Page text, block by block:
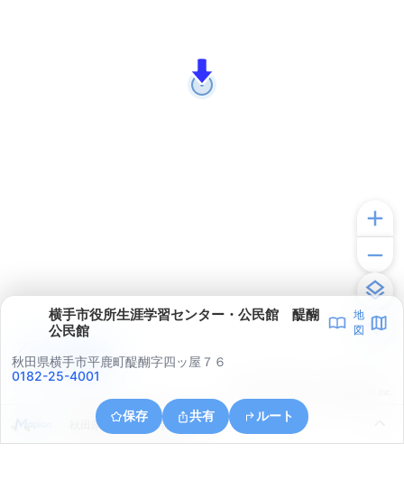
横手市役所生涯学習センター・公民館 醍醐
公民館
地
図
秋田県横手市平鹿町醍醐字四ッ屋７６
0182-25-4001
保存 共有 ルート
秋田県横手市大屋寺内漆原
アプリで見る